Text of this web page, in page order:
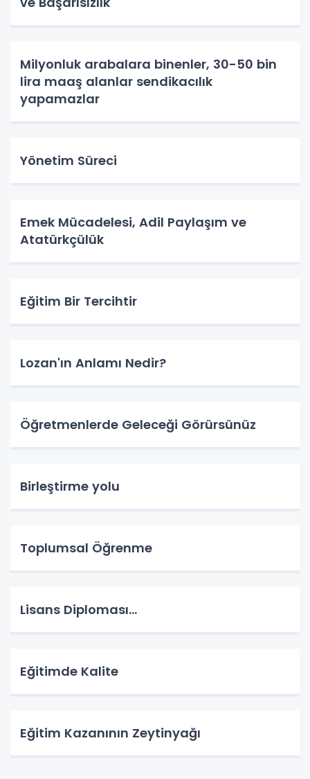
Milyonluk arabalara binenler, 30-50 bin
lira maaş alanlar sendikacılık
yapamazlar
Yönetim Süreci
Emek Mücadelesi, Adil Paylaşım ve
Atatürkçülük
Eğitim Bir Tercihtir
Lozan'ın Anlamı Nedir?
Öğretmenlerde Geleceği Görürsünüz
Birleştirme yolu
Toplumsal Öğrenme
Lisans Diploması...
Eğitimde Kalite
Eğitim Kazanının Zeytinyağı